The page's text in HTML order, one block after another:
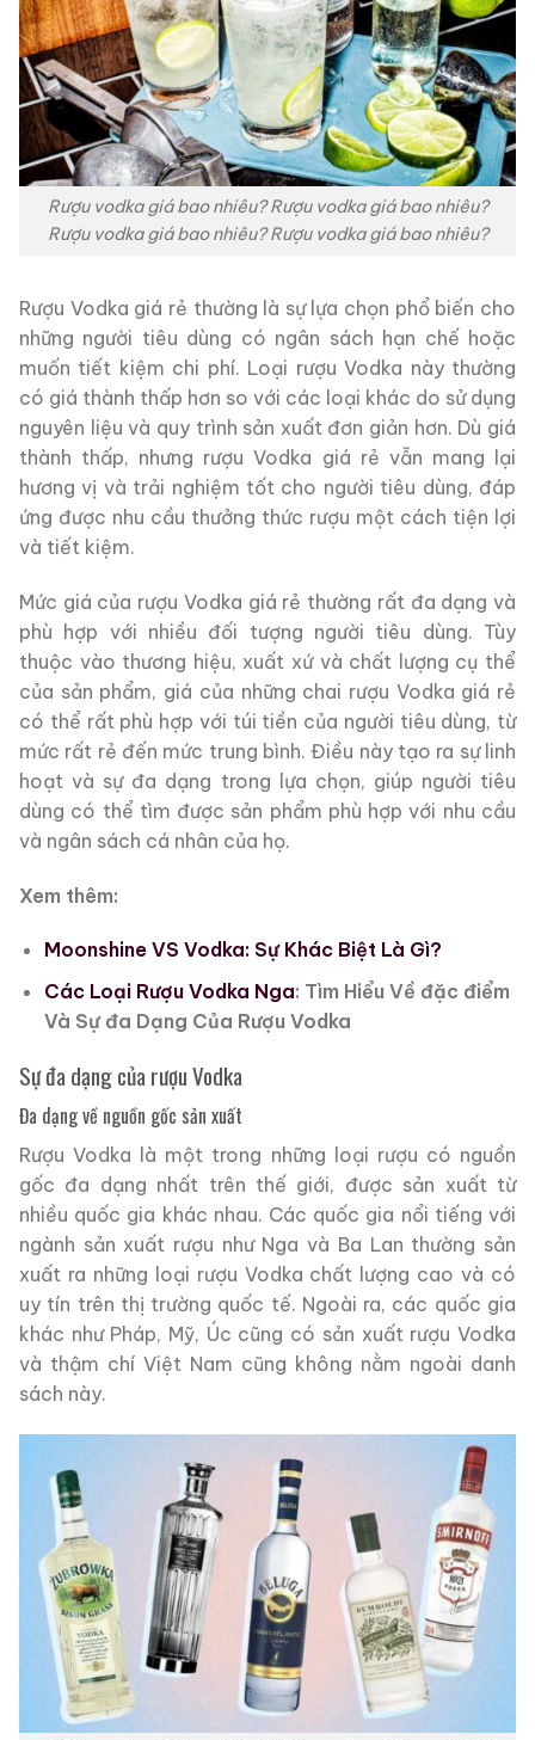
Rượu vodka giá bao nhiêu? Rượu vodka giá bao nhiêu?
Rượu vodka giá bao nhiêu? Rượu vodka giá bao nhiêu?
Rượu Vodka giá rẻ thường là sự lựa chọn phổ biến cho
những người tiêu dùng có ngân sách hạn chế hoặc
muốn tiết kiệm chi phí. Loại rượu Vodka này thường
có giá thành thấp hơn so với các loại khác do sử dụng
nguyên liệu và quy trình sản xuất đơn giản hơn. Dù giá
thành thấp, nhưng rượu Vodka giá rẻ vẫn mang lại
hương vị và trải nghiệm tốt cho người tiêu dùng, đáp
ứng được nhu cầu thưởng thức rượu một cách tiện lợi
và tiết kiệm.
Mức giá của rượu Vodka giá rẻ thường rất đa dạng và
phù hợp với nhiều đối tượng người tiêu dùng. Tùy
thuộc vào thương hiệu, xuất xứ và chất lượng cụ thể
của sản phẩm, giá của những chai rượu Vodka giá rẻ
có thể rất phù hợp với túi tiền của người tiêu dùng, từ
mức rất rẻ đến mức trung bình. Điều này tạo ra sự linh
hoạt và sự đa dạng trong lựa chọn, giúp người tiêu
dùng có thể tìm được sản phẩm phù hợp với nhu cầu
và ngân sách cá nhân của họ.
Xem thêm:
Moonshine VS Vodka: Sự Khác Biệt Là Gì?
Các Loại Rượu Vodka Nga: Tìm Hiểu Về đặc điểm
Và Sự đa Dạng Của Rượu Vodka
Sự đa dạng của rượu Vodka
Đa dạng về nguồn gốc sản xuất
Rượu Vodka là một trong những loại rượu có nguồn
gốc đa dạng nhất trên thế giới, được sản xuất từ
nhiều quốc gia khác nhau. Các quốc gia nổi tiếng với
ngành sản xuất rượu như Nga và Ba Lan thường sản
xuất ra những loại rượu Vodka chất lượng cao và có
uy tín trên thị trường quốc tế. Ngoài ra, các quốc gia
khác như Pháp, Mỹ, Úc cũng có sản xuất rượu Vodka
và thậm chí Việt Nam cũng không nằm ngoài danh
sách này.